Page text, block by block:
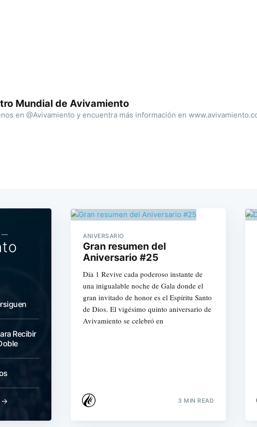
Mundial de Avivamiento
en @Avivamiento y encuentra más información en
—
Recibir
→
ANIVERSARIO
Gran resumen del
Aniversario #25
Día 1 Revive cada poderoso instante de
una inigualable noche de Gala donde el
gran invitado de honor es el Espíritu Santo
de Dios. El vigésimo quinto aniversario de
Avivamiento se celebró en
3 MIN READ